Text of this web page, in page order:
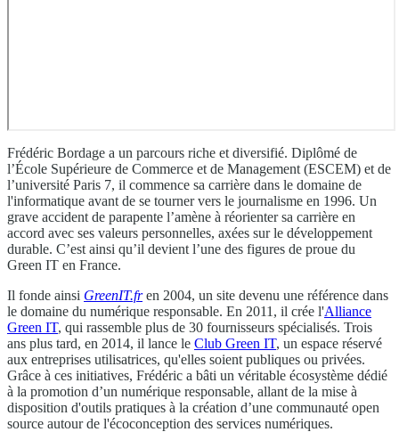
Frédéric Bordage a un parcours riche et diversifié. Diplômé de
l’École Supérieure de Commerce et de Management (ESCEM) et de
l’université Paris 7, il commence sa carrière dans le domaine de
l'informatique avant de se tourner vers le journalisme en 1996. Un
grave accident de parapente l’amène à réorienter sa carrière en
accord avec ses valeurs personnelles, axées sur le développement
durable. C’est ainsi qu’il devient l’une des figures de proue du
Green IT en France.
Il fonde ainsi GreenIT.fren 2004, un site devenu une référence dans
le domaine du numérique responsable. En 2011, il crée l'Alliance
Green IT, qui rassemble plus de 30 fournisseurs spécialisés. Trois
ans plus tard, en 2014, il lance le Club Green IT, un espace réservé
aux entreprises utilisatrices, qu'elles soient publiques ou privées.
Grâce à ces initiatives, Frédéric a bâti un véritable écosystème dédié
à la promotion d’un numérique responsable, allant de la mise à
disposition d'outils pratiques à la création d’une communauté open
source autour de l'écoconception des services numériques.